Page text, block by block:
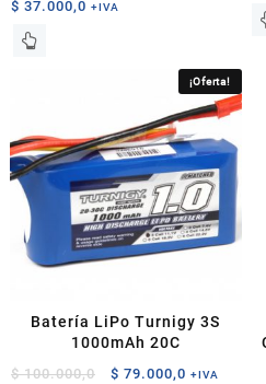
$ 37.000,0 +IVA
¡Oferta!
Batería LiPo Turnigy 3S
1000mAh 20C
$100.000,0
El
$ 79.000,0 El
+IVA